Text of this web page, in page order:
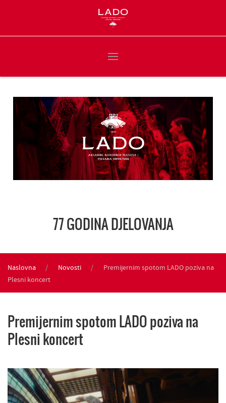
77 GODINA DJELOVANJA
Naslovna Novosti
Premijernim spotom LADO poziva na
Plesni koncert
Premijernim spotom LADO poziva na
Plesni koncert